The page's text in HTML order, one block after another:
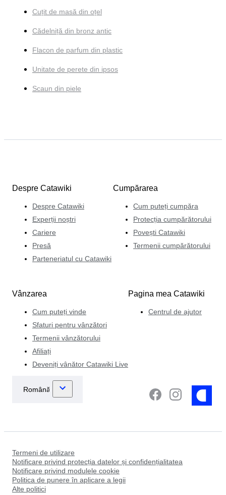
Cuțit de masă din oțel
Cădelniță din bronz antic
Flacon de parfum din plastic
Unitate de perete din ipsos
Scaun din piele
Despre Catawiki
Despre Catawiki
Experții noștri
Cariere
Presă
Parteneriatul cu Catawiki
Cumpărarea
Cum puteți cumpăra
Protecția cumpărătorului
Povești Catawiki
Termenii cumpărătorului
Vânzarea
Cum puteți vinde
Sfaturi pentru vânzători
Termenii vânzătorului
Afiliați
Deveniți vânător Catawiki Live
Pagina mea Catawiki
Centrul de ajutor
Termeni de utilizare
Notificare privind protecția datelor și confidențialitatea
Notificare privind modulele cookie
Politica de punere în aplicare a legii
Alte politici